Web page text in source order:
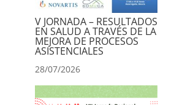
V JORNADA – RESULTADOS
EN SALUD A TRAVÉS DE LA
MEJORA DE PROCESOS
ASISTENCIALES
28/07/2026